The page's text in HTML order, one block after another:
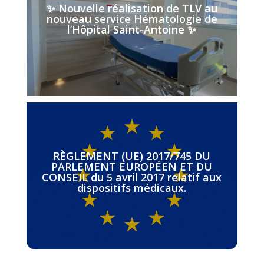
✨ Nouvelle réalisation de TLV au
nouveau service Hématologie de
l’Hôpital Saint-Antoine ✨
RÈGLEMENT (UE) 2017/745 DU
PARLEMENT EUROPÉEN ET DU
CONSEIL du 5 avril 2017 relatif aux
dispositifs médicaux.